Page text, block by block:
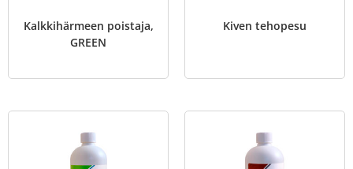
Kalkkihärmeen poistaja,
GREEN
Kiven tehopesu